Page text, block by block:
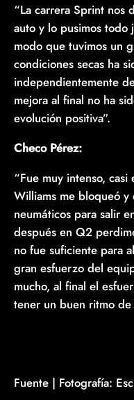
“La carrera Sprint nos
auto y lo pusimos todo
modo que tuvimos un
condiciones secas ha
independientemente
mejora al final no ha
evolución positiva”.
Checo Pérez:
“Fue muy intenso,
Williams me bloqueó
neumáticos para salir
después en Q2
no fue suficiente para
gran esfuerzo del
mucho, al final el
tener un buen ritmo de
Fuente | Fotografía: